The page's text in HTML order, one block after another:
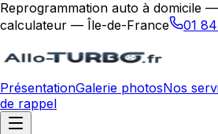
Reprogrammation auto à domicile
calculateur — Île-de-France
01
PrésentationGalerie photosNos
de rappel